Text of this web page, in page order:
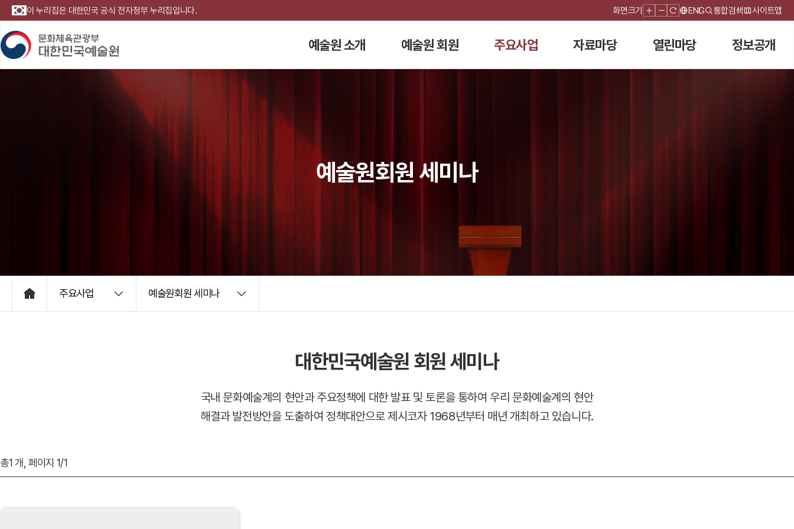
이 누리집은 대한민국 공식 전자정부 누리집입니다. 화면크기 ENG 통합검색 사이트맵
예술원 소개 예술원 회원 주요사업 자료마당 열린마당 정보공개
예술원회원 세미나
HOME 주요사업 예술원회원 세미나
대한민국예술원 회원 세미나
국내 문화예술계의 현안과 주요정책에 대한 발표 및 토론을 통하여 우리 문화예술계의 현안
해결과 발전방안을 도출하여 정책대안으로 제시코자 1968년부터 매년 개최하고 있습니다.
총1개, 페이지 1/1